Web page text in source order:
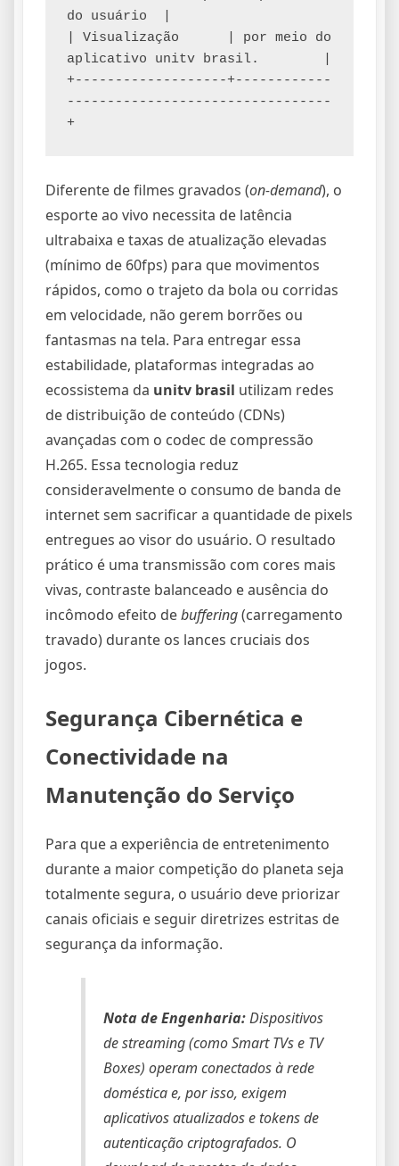
do usuário  |
| Visualização      | por meio do
aplicativo unitv brasil.        |
+-------------------+------------
---------------------------------
Diferente de filmes gravados (on-demand), o
esporte ao vivo necessita de latência
ultrabaixa e taxas de atualização elevadas
(mínimo de 60fps) para que movimentos
rápidos, como o trajeto da bola ou corridas
em velocidade, não gerem borrões ou
fantasmas na tela. Para entregar essa
estabilidade, plataformas integradas ao
ecossistema da unitv brasil utilizam redes
de distribuição de conteúdo (CDNs)
avançadas com o codec de compressão
H.265. Essa tecnologia reduz
consideravelmente o consumo de banda de
internet sem sacrificar a quantidade de pixels
entregues ao visor do usuário. O resultado
prático é uma transmissão com cores mais
vivas, contraste balanceado e ausência do
incômodo efeito debuffering(carregamento
travado) durante os lances cruciais dos
jogos.
Segurança Cibernética e
Conectividade na
Manutenção do Serviço
Para que a experiência de entretenimento
durante a maior competição do planeta seja
totalmente segura, o usuário deve priorizar
canais oficiais e seguir diretrizes estritas de
segurança da informação.
Nota de Engenharia:Dispositivos
de streaming (como Smart TVs e TV
Boxes) operam conectados à rede
doméstica e, por isso, exigem
aplicativos atualizados e tokens de
autenticação criptografados. O